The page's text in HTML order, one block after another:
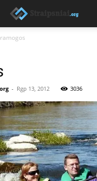
- Rgp 13, 2012 3036